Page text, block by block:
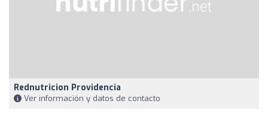
Rednutricion Providencia
Ver información y datos de contacto